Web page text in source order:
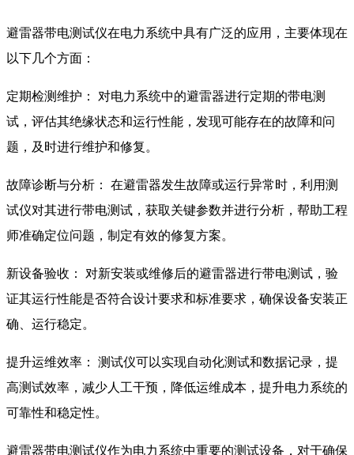
避雷器带电测试仪在电力系统中具有广泛的应用，主要体现在
以下几个方面：
定期检测维护： 对电力系统中的避雷器进行定期的带电测
试，评估其绝缘状态和运行性能，发现可能存在的故障和问
题，及时进行维护和修复。
故障诊断与分析： 在避雷器发生故障或运行异常时，利用测
试仪对其进行带电测试，获取关键参数并进行分析，帮助工程
师准确定位问题，制定有效的修复方案。
新设备验收： 对新安装或维修后的避雷器进行带电测试，验
证其运行性能是否符合设计要求和标准要求，确保设备安装正
确、运行稳定。
提升运维效率： 测试仪可以实现自动化测试和数据记录，提
高测试效率，减少人工干预，降低运维成本，提升电力系统的
可靠性和稳定性。
避雷器带电测试仪作为电力系统中重要的测试设备，对于确保